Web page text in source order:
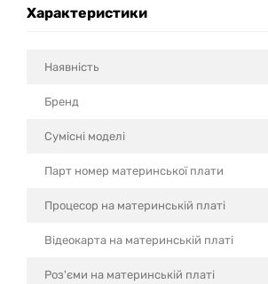
Характеристики
Наявність
Бренд
Сумісні моделi
Парт номер материнської плати
Процесор на материнській платі
Відеокарта на материнській платі
Роз'єми на материнській платі